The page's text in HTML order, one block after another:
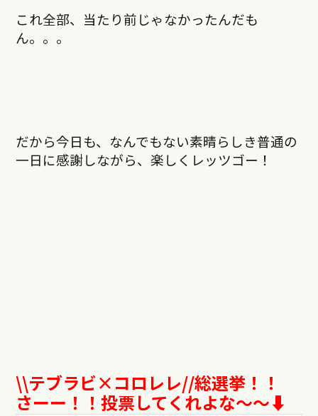
これ全部、当たり前じゃなかったんだも
ん。。。
だから今日も、なんでもない素晴らしき普通の
一日に感謝しながら、楽しくレッツゴー！
\\テブラビ× コロレレ//総選挙！！
さーー！！投票してくれよな〜〜⬇︎